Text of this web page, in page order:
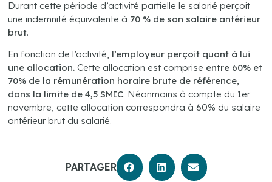
Durant cette période d’activité partielle le salarié perçoit
une indemnité équivalente à 70 % de son salaire antérieur
brut.
En fonction de l’activité, l’employeur perçoit quant à lui
une allocation. Cette allocation est comprise entre 60% et
70% de la rémunération horaire brute de référence,
dans la limite de 4,5 SMIC. Néanmoins à compte du 1er
novembre, cette allocation correspondra à 60% du salaire
antérieur brut du salarié.
PARTAGER